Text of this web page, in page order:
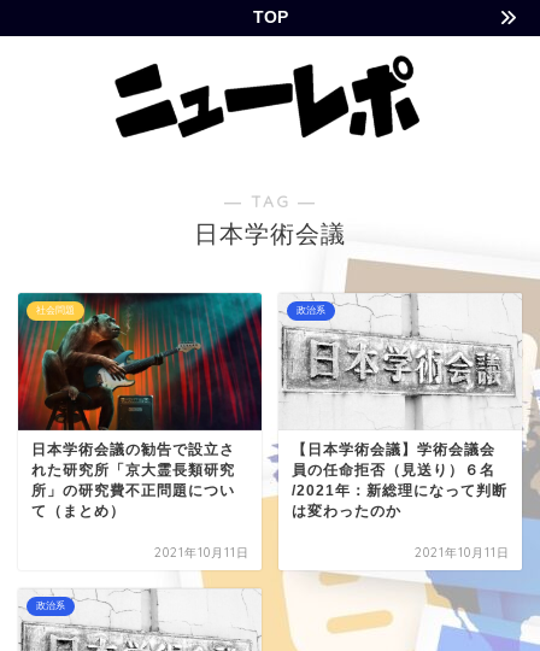
TOP
― TAG ―
日本学術会議
社会問題
日本学術会議の勧告で設立さ
れた研究所「京大霊長類研究
所」の研究費不正問題につい
て（まとめ）
2021年10月11日
政治系
【日本学術会議】学術会議会
員の任命拒否（見送り）６名
/2021年：新総理になって判断
は変わったのか
2021年10月11日
政治系